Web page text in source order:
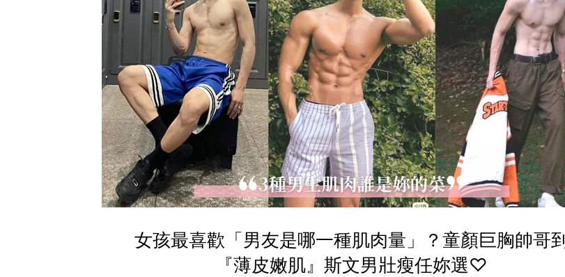
女孩最喜歡「男友是哪一種肌肉量」？童顏巨胸帥哥到
『薄皮嫩肌』斯文男壯瘦任妳選♡